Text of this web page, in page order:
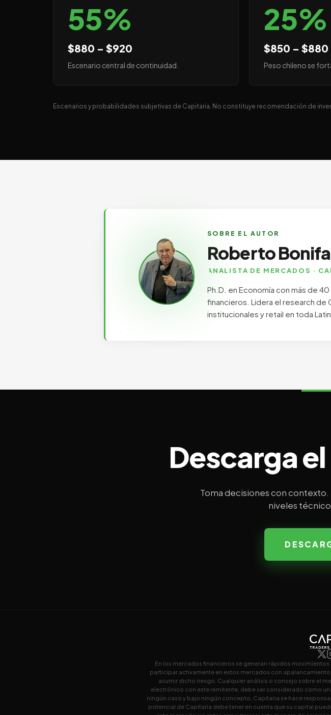
55%
$880 – $920
Escenario central de continuidad.
25%
$850 – $880
Peso chileno se
Escenarios y probabilidades subjetivas de Capitaria. No constituye recomendación de
SOBRE EL AUTOR
Roberto
ANALISTA DE MERCADOS ·
Ph.D. en Economía con más de
financieros. Lidera el research de
institucionales y retail en toda
Descarga
Toma decisiones con
niveles
En los mercados financieros se generan rápidos
participar activamente en estos mercados con
asumir dicho riesgo. Cualquier análisis o consejo sobre el
electrónico con este remitente, debe ser considerado como
ningún caso y bajo ningún concepto, Capitaria se hace
potencial de Capitaria debe tener en cuenta que su capital